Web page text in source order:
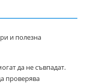
и полезна
да не съвпадат.
проверява